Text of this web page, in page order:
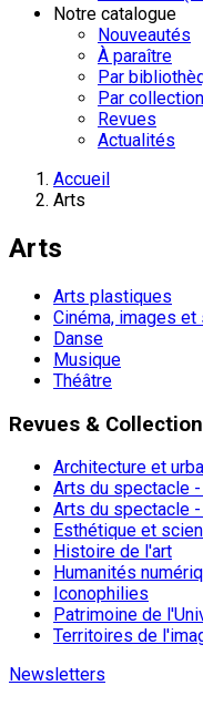
Notre catalogue
Nouveautés
À paraître
Par
Par
Revues
Actualités
Accueil
Arts
Arts
Arts plastiques
Cinéma, images et
Danse
Musique
Théâtre
Revues &
Architecture et
Arts du spectacle
Arts du spectacle
Esthétique et
Histoire de l'art
Humanités
Iconophilies
Patrimoine de
Territoires de
Newsletters